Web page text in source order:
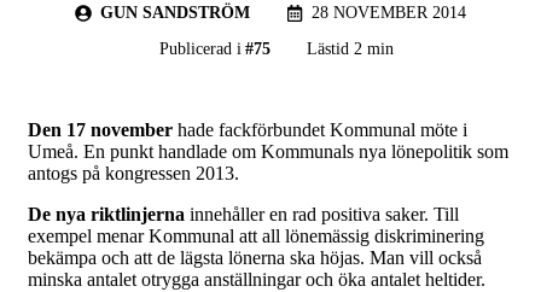
GUN SANDSTRÖM
28 NOVEMBER 2014
Publicerad i #75 Lästid 2 min
Den 17 november hade fackförbundet Kommunal möte i
Umeå. En punkt handlade om Kommunals nya lönepolitik som
antogs på kongressen 2013.
De nya riktlinjerna innehåller en rad positiva saker. Till
exempel menar Kommunal att all lönemässig diskriminering
bekämpa och att de lägsta lönerna ska höjas. Man vill också
minska antalet otrygga anställningar och öka antalet heltider.